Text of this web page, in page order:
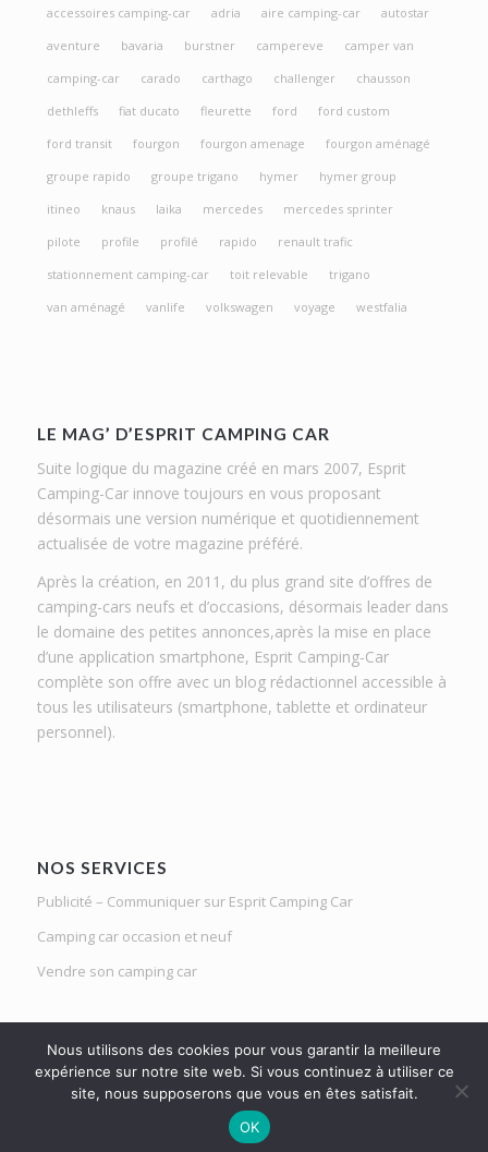
accessoires camping-car adria aire camping-car
autostar
aventure
bavaria burstner campereve
camper van
camping-car
carado carthago challenger
chausson
dethleffs
fiat ducato fleurette ford
ford custom
ford transit
fourgon fourgon amenage
fourgon aménagé
groupe rapido
groupe trigano hymer
hymer group
itineo
knaus laika mercedes
mercedes sprinter
pilote
profile profilé rapido
renault trafic
stationnement camping-car
toit relevable
trigano
van aménagé
vanlife volkswagen voyage westfalia
LE MAG’ D’ESPRIT CAMPING CAR
Suite logique du magazine créé en mars 2007, Esprit
Camping-Car innove toujours en vous proposant
désormais une version numérique et quotidiennement
actualisée de votre magazine préféré.
Après la création, en 2011, du plus grand site d’offres de
camping-cars neufs et d’occasions, désormais leader dans
le domaine des petites annonces,après la mise en place
d’une application smartphone, Esprit Camping-Car
complète son offre avec un blog rédactionnel accessible à
tous les utilisateurs (smartphone, tablette et ordinateur
personnel).
NOS SERVICES
Publicité – Communiquer sur Esprit Camping Car
Camping car occasion et neuf
Vendre son camping car
Le Mag d'Esprit Camping Car | Netlight solutions © 2020 | Tous droits
Nous utilisons des cookies pour vous garantir la meilleure
expérience sur notre site web. Si vous continuez à utiliser ce
site, nous supposerons que vous en êtes satisfait.
OK